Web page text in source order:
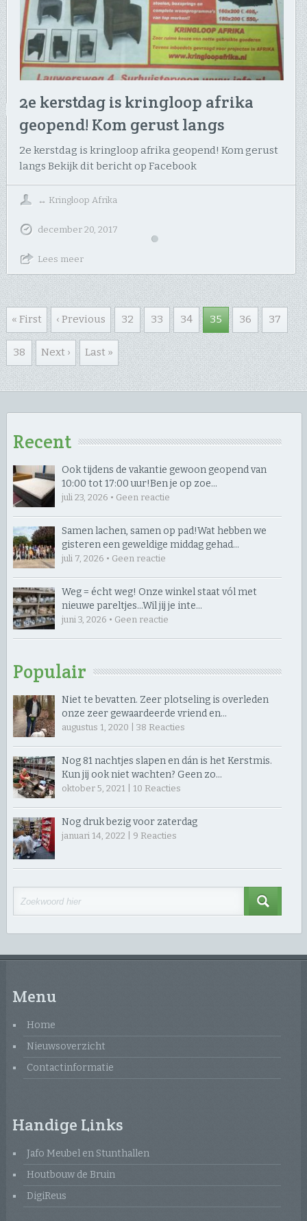
2e kerstdag is kringloop afrika
geopend! Kom gerust langs
2e kerstdag is kringloop afrika geopend! Kom gerust
langs Bekijk dit bericht op Facebook
↔ Kringloop Afrika
december 20, 2017
Lees meer
« First ‹ Previous 32 33 34 35 36 37
38 Next › Last »
Recent
Ook tijdens de vakantie gewoon geopend van
10:00 tot 17:00 uur! ​Ben je op zoe…
juli 23, 2026 • Geen reactie
Samen lachen, samen op pad! ​Wat hebben we
gisteren een geweldige middag gehad…
juli 7, 2026 • Geen reactie
Weg = écht weg! Onze winkel staat vól met
nieuwe pareltjes… ​Wil jij je inte…
juni 3, 2026 • Geen reactie
Populair
Niet te bevatten. Zeer plotseling is overleden
onze zeer gewaardeerde vriend en…
augustus 1, 2020 | 38 Reacties
Nog 81 nachtjes slapen en dán is het Kerstmis.
Kun jij ook niet wachten? Geen zo…
oktober 5, 2021 | 10 Reacties
Nog druk bezig voor zaterdag
januari 14, 2022 | 9 Reacties
Menu
Home
Nieuwsoverzicht
Contactinformatie
Handige Links
Jafo Meubel en Stunthallen
Houtbouw de Bruin
DigiReus